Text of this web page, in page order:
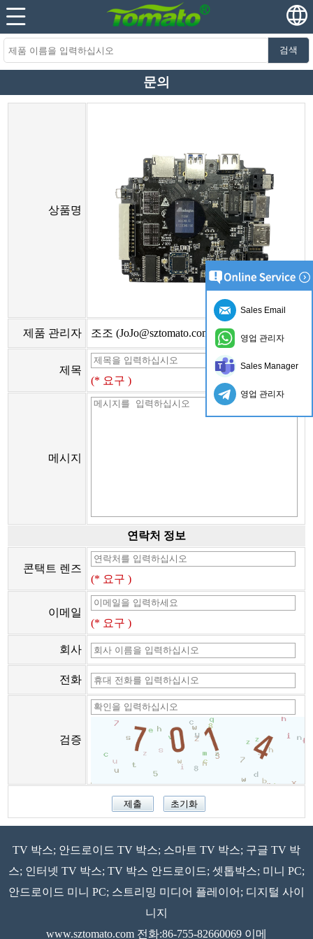
검색
문의
상품명
제품 관리자 조조 (JoJo@sztomato.com)
제목
(* 요구 )
메시지
연락처 정보
콘택트 렌즈
(* 요구 )
이메일
(* 요구 )
회사
전화
검증
TV 박스; 안드로이드 TV 박스; 스마트 TV 박스; 구글 TV 박
스; 인터넷 TV 박스; TV 박스 안드로이드; 셋톱박스; 미니 PC;
안드로이드 미니 PC; 스트리밍 미디어 플레이어; 디지털 사이
니지
www.sztomato.com 전화:86-755-82660069 이메
Sales Email
영업 관리자
Sales Manager
영업 관리자